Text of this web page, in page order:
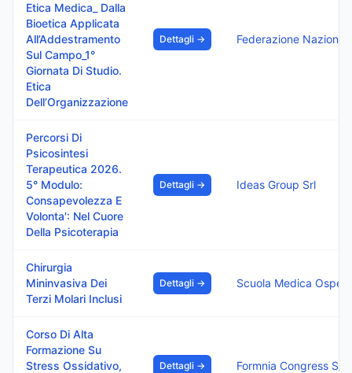
Etica Medica_ Dalla
Bioetica Applicata
All’Addestramento
Sul Campo_1°
Giornata Di Studio.
Etica
Dell’Organizzazione
Dettagli →
Percorsi Di
Psicosintesi
Terapeutica 2026.
5° Modulo:
Consapevolezza E
Volonta': Nel Cuore
Della Psicoterapia
Dettagli → Ideas Group Srl
Chirurgia
Mininvasiva Dei
Terzi Molari Inclusi
Dettagli →
Corso Di Alta
Formazione Su
Stress Ossidativo,
Dettagli → Formnia Congress Srl